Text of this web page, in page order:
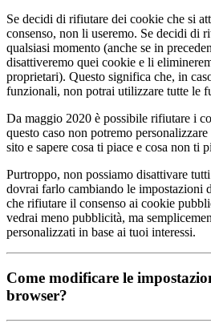
Se decidi di rifiutare dei cookie che si
consenso, non li useremo. Se decidi di
qualsiasi momento (anche se in
disattiveremo quei cookie e li
proprietari). Questo significa che, in
funzionali, non potrai utilizzare tutte le
Da maggio 2020 è possibile rifiutare i
questo caso non potremo
sito e sapere cosa ti piace e cosa non ti
Purtroppo, non possiamo disattivare
dovrai farlo cambiando le impostazioni
che rifiutare il consenso ai cookie
vedrai meno pubblicità, ma
personalizzati in base ai tuoi interessi.
Come modificare le
browser?